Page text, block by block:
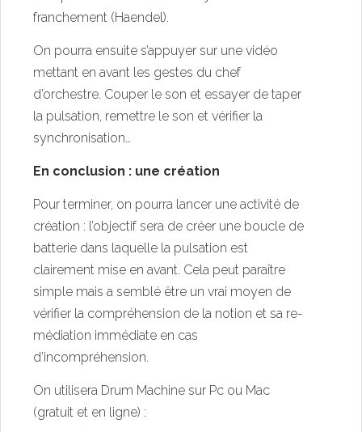
franchement (Haendel).
On pourra ensuite s’appuyer sur une vidéo
mettant en avant les gestes du chef
d’orchestre. Couper le son et essayer de taper
la pulsation, remettre le son et vérifier la
synchronisation…
En conclusion : une création
Pour terminer, on pourra lancer une activité de
création : l’objectif sera de créer une boucle de
batterie dans laquelle la pulsation est
clairement mise en avant. Cela peut paraître
simple mais a semblé être un vrai moyen de
vérifier la compréhension de la notion et sa re-
médiation immédiate en cas
d’incompréhension.
On utilisera Drum Machine sur Pc ou Mac
(gratuit et en ligne) :